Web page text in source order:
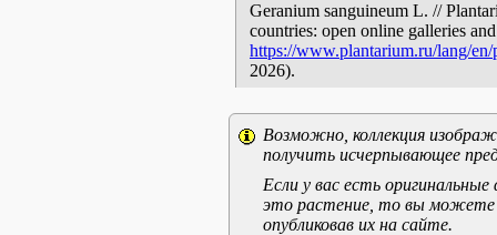
Geranium sanguineum L. //
countries: open online galleries
https://www.plantarium.ru/lang/
2026).
Возможно, коллекция
получить исчерпывающее
Если у вас есть
это растение, то вы можете
опубликовав их на сайте.